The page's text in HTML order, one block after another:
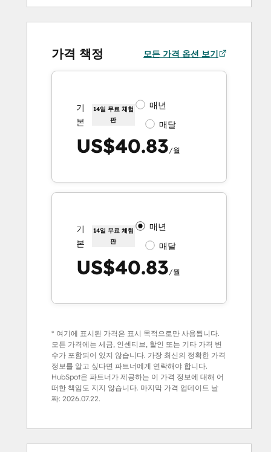
가격 책정 모든 가격 옵션 보기
기
본
14일 무료 체험
판
매년
매달
US$40.83/월
기
본
14일 무료 체험
판
매년
매달
US$40.83/월
* 여기에 표시된 가격은 표시 목적으로만 사용됩니다.
모든 가격에는 세금, 인센티브, 할인 또는 기타 가격 변
수가 포함되어 있지 않습니다. 가장 최신의 정확한 가격
정보를 알고 싶다면 파트너에게 연락해야 합니다.
HubSpot은 파트너가 제공하는 이 가격 정보에 대해 어
떠한 책임도 지지 않습니다. 마지막 가격 업데이트 날
짜: 2026.07.22.